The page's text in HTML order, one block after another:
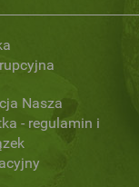
Nasza
- regulamin i